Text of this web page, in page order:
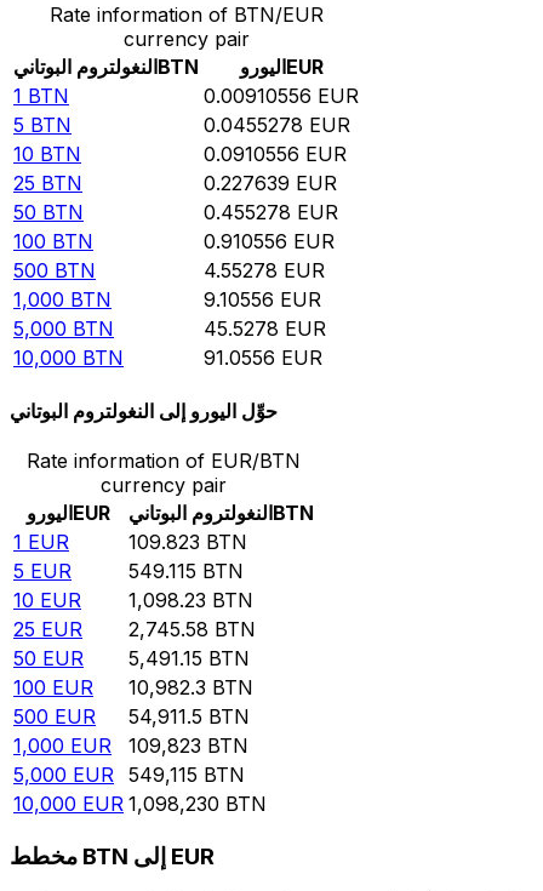
Rate information of BTN/EUR
currency pair
النغولتروم البوتانيBTN اليوروEUR
1 BTN 0.00910556 EUR
5 BTN 0.0455278 EUR
10 BTN 0.0910556 EUR
25 BTN 0.227639 EUR
50 BTN 0.455278 EUR
100 BTN 0.910556 EUR
500 BTN 4.55278 EUR
1,000 BTN 9.10556 EUR
5,000 BTN 45.5278 EUR
10,000 BTN 91.0556 EUR
حوِّل اليورو إلى النغولتروم البوتاني
Rate information of EUR/BTN
currency pair
اليوروEUR النغولتروم البوتانيBTN
1 EUR 109.823 BTN
5 EUR 549.115 BTN
10 EUR 1,098.23 BTN
25 EUR 2,745.58 BTN
50 EUR 5,491.15 BTN
100 EUR 10,982.3 BTN
500 EUR 54,911.5 BTN
1,000 EUR 109,823 BTN
5,000 EUR 549,115 BTN
10,000 EUR 1,098,230 BTN
مخطط BTN إلى EUR